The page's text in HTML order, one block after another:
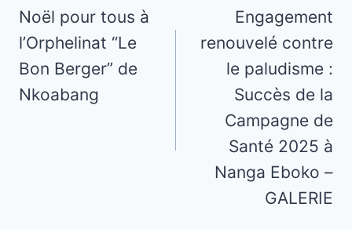
navigation
Noël pour tous à
l’Orphelinat “Le
Bon Berger” de
Nkoabang
Engagement
renouvelé contre
le paludisme :
Succès de la
Campagne de
Santé 2025 à
Nanga Eboko –
GALERIE